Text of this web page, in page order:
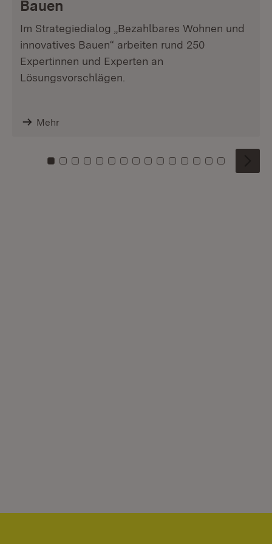
Bauen
Im Strategiedialog „Bezahlbares Wohnen und
innovatives Bauen“ arbeiten rund 250
Expertinnen und Experten an
Lösungsvorschlägen.
Mehr
Zu Kachel: 0
Zu Kachel: 1
Zu Kachel: 2
Zu Kachel: 3
Zu Kachel: 4
Zu Kachel: 5
Zu Kachel: 6
Zu Kachel: 7
Zu Kachel: 8
Zu Kachel: 9
Zu Kachel: 10
Zu Kachel: 11
Zu Kachel: 12
Zu Kachel:
Zu